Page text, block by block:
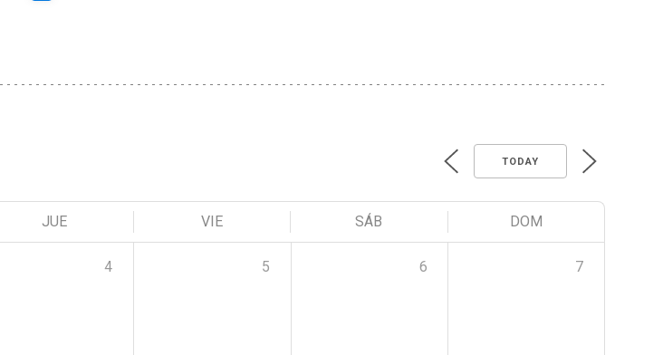
TODAY
JUE VIE SÁB DOM
4 5 6 7